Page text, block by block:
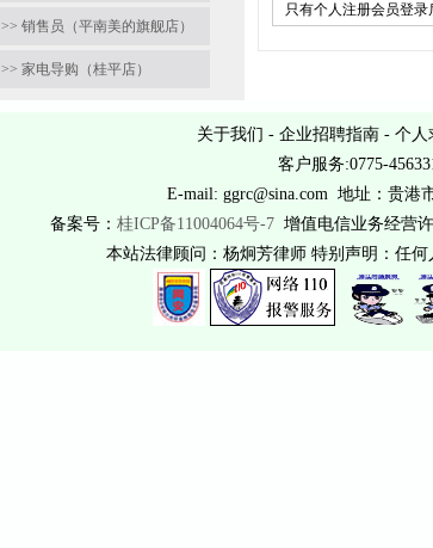
>> 销售员（平南美的旗舰店）
>> 家电导购（桂平店）
只有个人注册会员登
关于我们 - 企业招聘指南 - 个人
客户服务:0775-
E-mail: ggrc@sina.com 地址：贵港
备案号： 桂ICP备11004064号-7增值电信业务经营许
本站法律顾问：杨炯芳律师 特别声明：任